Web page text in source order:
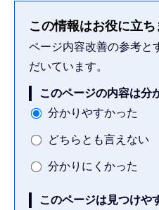
この情報はお役に立ち
ページ内容改善の参考と
だいています。
このページの内容は分
分かりやすかった
どちらとも言えない
分かりにくかった
このページは見つけや